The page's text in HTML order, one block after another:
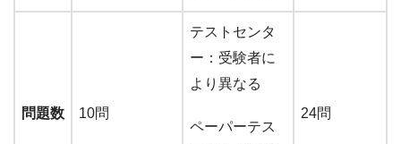
問題数 10問
テストセンタ
ー：受験者に
より異なる
ペーパーテス
24問